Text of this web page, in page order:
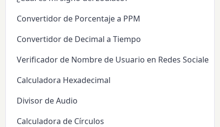
Convertidor de Porcentaje a PPM
Convertidor de Decimal a Tiempo
Verificador de Nombre de Usuario en Redes Sociales
Calculadora Hexadecimal
Divisor de Audio
Calculadora de Círculos